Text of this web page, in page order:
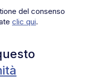
del consenso
clic qui.